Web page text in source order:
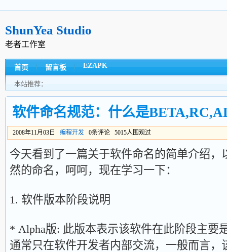
ShunYea Studio
老者工作室
首页 留言板 EZAPK
本站推荐：
软件命名规范：什么是
2008年11月03日 编程开发 0条评论 5015人围观过
今天看到了一篇关于软件命名的简单介绍，
然的命名，呵呵，现在学习一下：
1. 软件版本阶段说明
* Alpha版: 此版本表示该软件在此阶段主要
通常只在软件开发者内部交流，一般而言，